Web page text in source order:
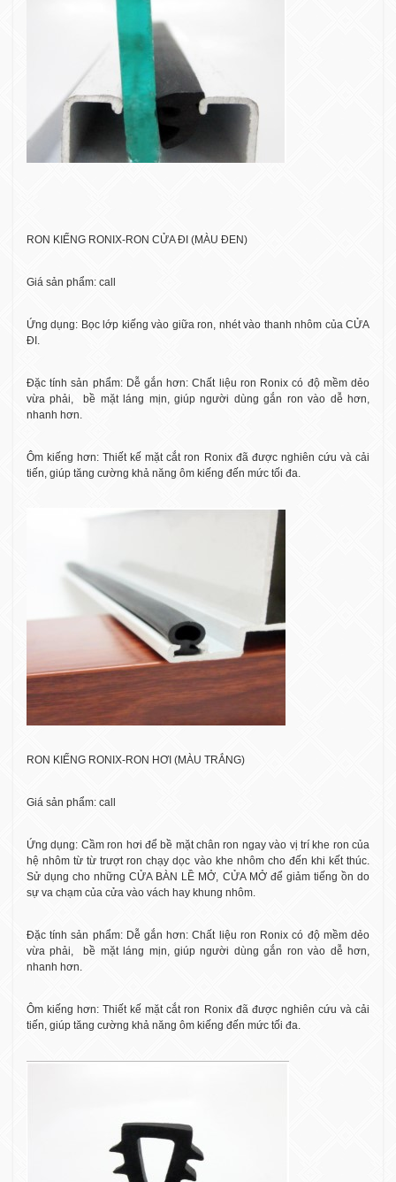
RON KIẾNG RONIX-RON CỬA ĐI (MÀU ĐEN)
Giá sản phẩm: call
Ứng dụng: Bọc lớp kiếng vào giữa ron, nhét vào thanh nhôm của CỬA
ĐI.
Đặc tính sản phẩm: Dễ gắn hơn: Chất liệu ron Ronix có độ mềm dẻo
vừa phải,
bề mặt láng mịn, giúp người dùng gắn ron vào dễ hơn,
nhanh hơn.
Ôm kiếng hơn: Thiết kế mặt cắt ron Ronix đã được nghiên cứu và cải
tiến, giúp tăng cường khả năng ôm kiếng đến mức tối đa.
RON KIẾNG RONIX-RON HƠI (MÀU TRẮNG)
Giá sản phẩm: call
Ứng dụng: Cầm ron hơi để bề mặt chân ron ngay vào vị trí khe ron của
hệ nhôm từ từ trượt ron chạy dọc vào khe nhôm cho đến khi kết thúc.
Sử dụng cho những CỬA BÀN LỀ MỞ, CỬA MỞ để giảm tiếng ồn do
sự va chạm của cửa vào vách hay khung nhôm.
Đặc tính sản phẩm: Dễ gắn hơn: Chất liệu ron Ronix có độ mềm dẻo
vừa phải,
bề mặt láng mịn, giúp người dùng gắn ron vào dễ hơn,
nhanh hơn.
Ôm kiếng hơn: Thiết kế mặt cắt ron Ronix đã được nghiên cứu và cải
tiến, giúp tăng cường khả năng ôm kiếng đến mức tối đa.